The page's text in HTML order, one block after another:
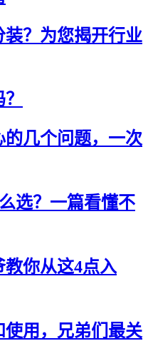
？为您揭开行业
几个问题，一次
选？一篇看懂不
你从这4点入
用，兄弟们最关